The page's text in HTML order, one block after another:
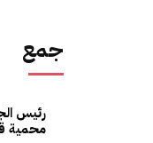
جمع
رئيس
محمية